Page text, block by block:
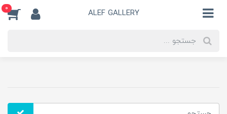
ALEF GALLERY
0